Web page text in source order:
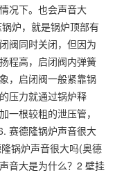
况下。也会声音大
炉，就是锅炉顶部有
阀同时关闭，但因为
程高，启闭阀内弹簧
，启闭阀一般紧靠锅
压力就通过锅炉释
一根较粗的泄压管，
赛德隆锅炉声音很大
锅炉声音很大吗(奥德
音大是为什么？2 壁挂